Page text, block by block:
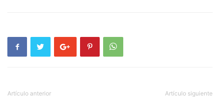
Artículo anterior Artículo siguiente